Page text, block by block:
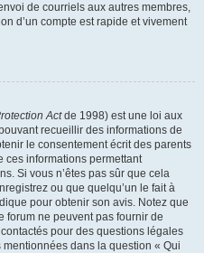
de courriels aux autres membres,
d’un compte est rapide et vivement
Actde 1998) est une loi aux
recueillir des informations de
le consentement écrit des parents
ces informations permettant
Si vous n’êtes pas sûr que cela
ou que quelqu’un le fait à
pour obtenir son avis. Notez que
forum ne peuvent pas fournir de
pour des questions légales
dans la question « Qui